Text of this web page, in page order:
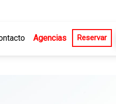
Agencias Reservar